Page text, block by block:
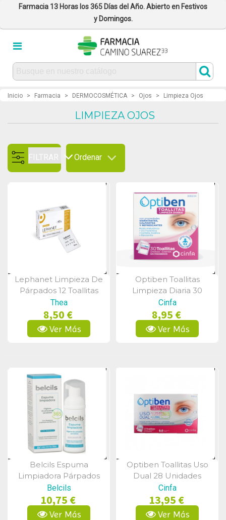
Farmacia 13 Horas los 365 Días del Año. Abierto en Festivos
y Domingos.
Inicio > Farmacia > DERMOCOSMÉTICA > Ojos > Limpieza Ojos
LIMPIEZA OJOS
FILTRAR Ordenar
Vista Rápida
Lephanet Limpieza De
Párpados 12 Toallitas
Estériles
Thea
8,50 €
Ver Más
Vista Rápida
Optiben Toallitas
Limpieza Diaria 30
Unidades
Cinfa
8,95 €
Ver Más
Vista Rápida
Belcils Espuma
Limpiadora Párpados
50ml
Belcils
10,75 €
Ver Más
Vista Rápida
Optiben Toallitas Uso
Dual 28 Unidades
Cinfa
13,95 €
Ver Más